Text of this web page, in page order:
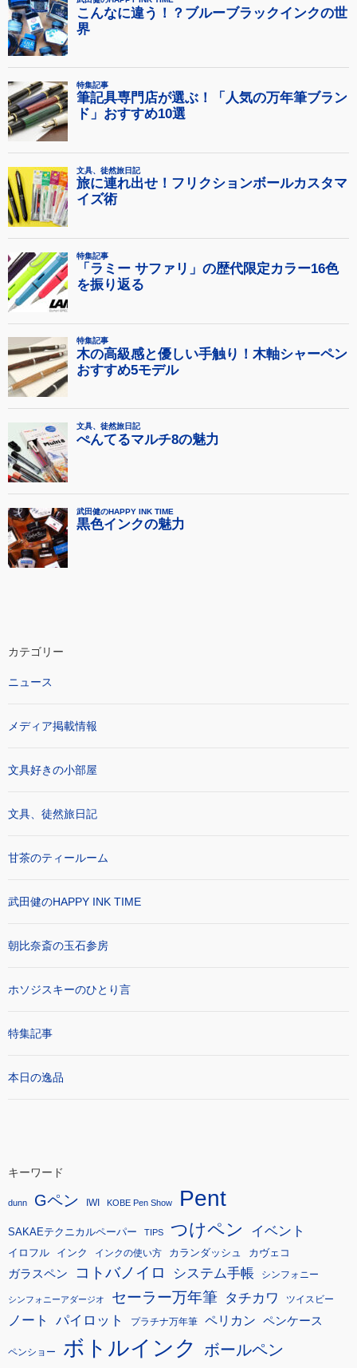
カテゴリー
ニュース
メディア掲載情報
文具好きの小部屋
文具、徒然旅日記
甘茶のティールーム
武田健のHAPPY INK TIME
朝比奈斎の玉石参房
ホソジスキーのひとり言
特集記事
本日の逸品
キーワード
dunn Gペン IWI KOBE Pen Show Pent
SAKAEテクニカルペーパー TIPS つけペン イベント
イロフル インク インクの使い方 カランダッシュ カヴェコ
ガラスペン コトバノイロ システム手帳 シンフォニー
シンフォニーアダージオ セーラー万年筆 タチカワ ツイスビー
ノート パイロット プラチナ万年筆 ペリカン ペンケース
ペンショー ボトルインク ボールペン